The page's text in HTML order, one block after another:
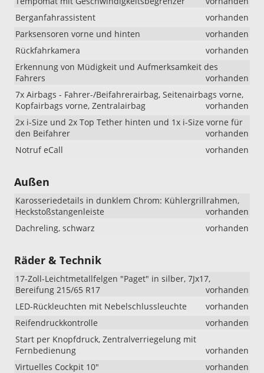
Berganfahrassistent
vorhanden
Parksensoren vorne und hinten
vorhanden
Rückfahrkamera
vorhanden
Erkennung von Müdigkeit und Aufmerksamkeit des
Fahrers
vorhanden
7x Airbags - Fahrer-/Beifahrerairbag, Seitenairbags vorne,
Kopfairbags vorne, Zentralairbag
vorhanden
2x i-Size und 2x Top Tether hinten und 1x i-Size vorne für
den Beifahrer
vorhanden
Notruf eCall
vorhanden
Außen
Karosseriedetails in dunklem Chrom: Kühlergrillrahmen,
Heckstoßstangenleiste
vorhanden
Dachreling, schwarz
vorhanden
Räder & Technik
17-Zoll-Leichtmetallfelgen "Paget" in silber, 7Jx17,
Bereifung 215/65 R17
vorhanden
LED-Rückleuchten mit Nebelschlussleuchte
vorhanden
Reifendruckkontrolle
vorhanden
Start per Knopfdruck, Zentralverriegelung mit
Fernbedienung
vorhanden
Virtuelles Cockpit 10"
vorhanden